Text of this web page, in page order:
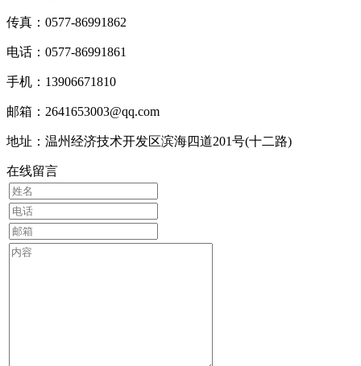
传真：0577-86991862
电话：0577-86991861
手机：13906671810
邮箱：2641653003@qq.com
地址：温州经济技术开发区滨海四道201号(十二路)
在线留言